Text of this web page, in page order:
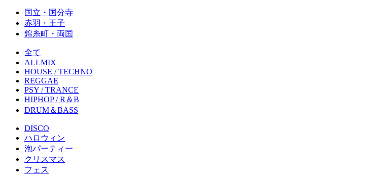
国立・国分寺
赤羽・王子
錦糸町・両国
全て
ALLMIX
HOUSE / TECHNO
REGGAE
PSY / TRANCE
HIPHOP / R＆B
DRUM＆BASS
DISCO
ハロウィン
泡パーティー
クリスマス
フェス